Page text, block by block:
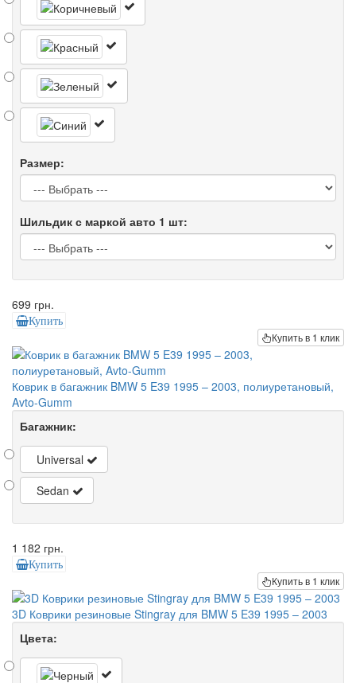
Размер:
Шильдик с маркой авто 1 шт:
699 грн.
Купить
Купить в 1 клик
Коврик в багажник BMW 5 E39 1995 – 2003, полиуретановый,
Avto-Gumm
Багажник:
Universal
Sedan
1 182 грн.
Купить
Купить в 1 клик
3D Коврики резиновые Stingray для BMW 5 E39 1995 – 2003
Цвета: